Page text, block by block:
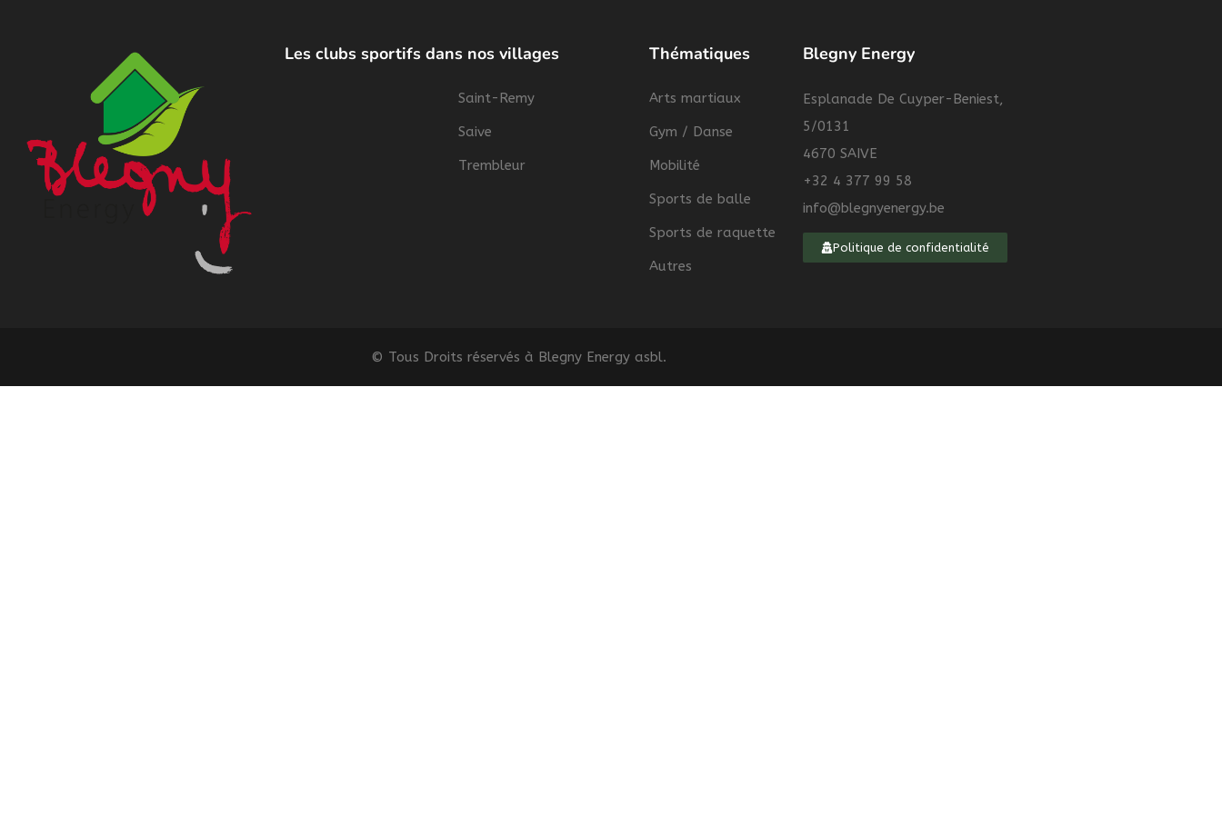
Les clubs sportifs dans nos villages
Saint-Remy
Saive
Trembleur
Thématiques
Arts martiaux
Gym / Danse
Mobilité
Sports de balle
Sports de raquette
Autres
Blegny Energy
Esplanade De Cuyper-Beniest,
5/0131
4670 SAIVE
+32 4 377 99 58
info@blegnyenergy.be
Politique de confidentialité
© Tous Droits réservés à Blegny Energy asbl.